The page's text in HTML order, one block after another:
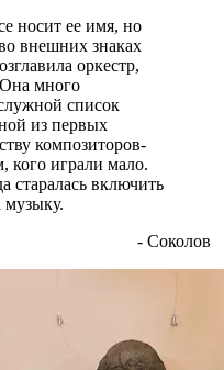
носит ее имя, но
внешних знаках
оркестр,
много
список
из первых
композиторов-
кого играли мало.
старалась включить
музыку.
- Соколов